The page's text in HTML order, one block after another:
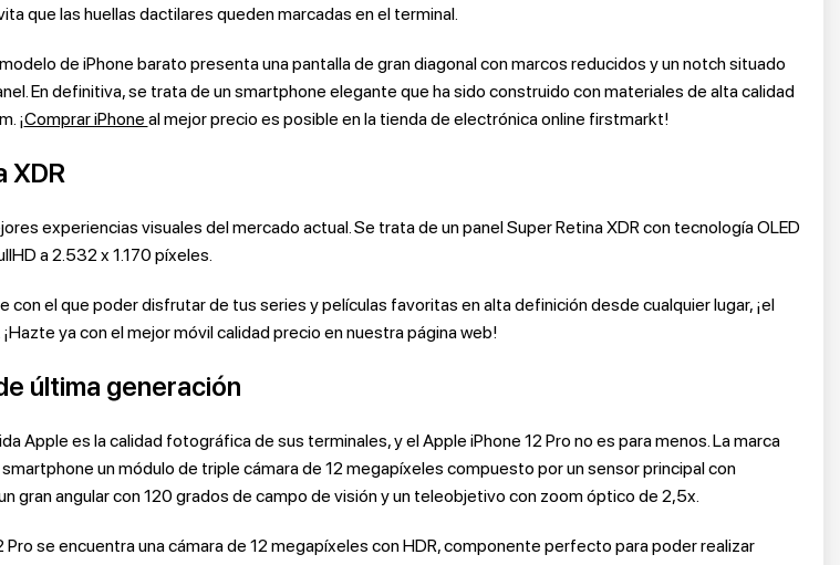
que las huellas dactilares queden marcadas en el terminal.
de iPhone barato presenta una pantalla de gran diagonal con marcos reducidos y un notch situado
En definitiva, se trata de un smartphone elegante que ha sido construido con materiales de alta calidad
¡Comprar iPhone al mejor precio es posible en la tienda de electrónica online firstmarkt!
XDR
experiencias visuales del mercado actual. Se trata de un panel Super Retina XDR con tecnología OLED
a 2.532 x 1.170 píxeles.
con el que poder disfrutar de tus series y películas favoritas en alta definición desde cualquier lugar, ¡el
ya con el mejor móvil calidad precio en nuestra página web!
última generación
Apple es la calidad fotográfica de sus terminales, y el Apple iPhone 12 Pro no es para menos. La marca
un módulo de triple cámara de 12 megapíxeles compuesto por un sensor principal con
gran angular con 120 grados de campo de visión y un teleobjetivo con zoom óptico de 2,5x.
Pro se encuentra una cámara de 12 megapíxeles con HDR, componente perfecto para poder realizar